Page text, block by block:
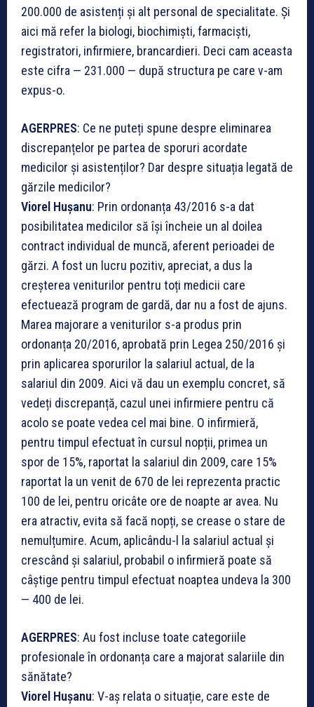
200.000 de asistenți și alt personal de specialitate. Și
aici mă refer la biologi, biochimiști, farmaciști,
registratori, infirmiere, brancardieri. Deci cam aceasta
este cifra — 231.000 — după structura pe care v-am
expus-o.
AGERPRES: Ce ne puteți spune despre eliminarea
discrepanțelor pe partea de sporuri acordate
medicilor și asistenților? Dar despre situația legată de
gărzile medicilor?
Viorel Hușanu: Prin ordonanța 43/2016 s-a dat
posibilitatea medicilor să își încheie un al doilea
contract individual de muncă, aferent perioadei de
gărzi. A fost un lucru pozitiv, apreciat, a dus la
creșterea veniturilor pentru toți medicii care
efectuează program de gardă, dar nu a fost de ajuns.
Marea majorare a veniturilor s-a produs prin
ordonanța 20/2016, aprobată prin Legea 250/2016 și
prin aplicarea sporurilor la salariul actual, de la
salariul din 2009. Aici vă dau un exemplu concret, să
vedeți discrepanță, cazul unei infirmiere pentru că
acolo se poate vedea cel mai bine. O infirmieră,
pentru timpul efectuat în cursul nopții, primea un
spor de 15%, raportat la salariul din 2009, care 15%
raportat la un venit de 670 de lei reprezenta practic
100 de lei, pentru oricâte ore de noapte ar avea. Nu
era atractiv, evita să facă nopți, se crease o stare de
nemulțumire. Acum, aplicându-l la salariul actual și
crescând și salariul, probabil o infirmieră poate să
câștige pentru timpul efectuat noaptea undeva la 300
— 400 de lei.
AGERPRES: Au fost incluse toate categoriile
profesionale în ordonanța care a majorat salariile din
sănătate?
Viorel Hușanu: V-aș relata o situație, care este de